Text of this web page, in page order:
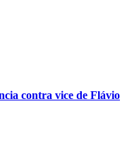
contra vice de Flávio